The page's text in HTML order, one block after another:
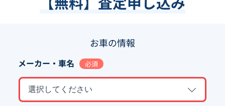
お車の情報
メーカー・車名 必須
選択してください